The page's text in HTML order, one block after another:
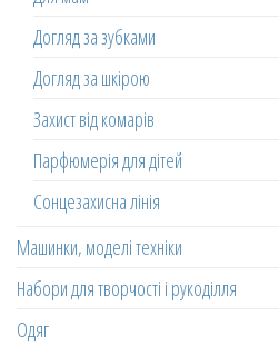
Догляд за зубками
Догляд за шкірою
Захист від комарів
Парфюмерія для дітей
Сонцезахисна лінія
Машинки, моделі техніки
Набори для творчості і рукоділля
Одяг